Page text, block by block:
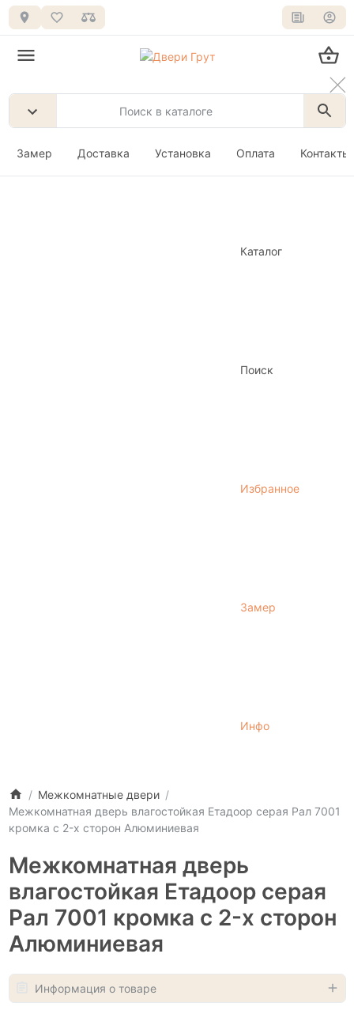
Замер Доставка Установка Оплата Контакты
Каталог
Поиск
Избранное
Замер
Инфо
Межкомнатные двери
Межкомнатная дверь влагостойкая Етадоор серая Рал 7001
кромка с 2-x сторон Алюминиевая
Межкомнатная дверь
влагостойкая Етадоор серая
Рал 7001 кромка с 2-x сторон
Алюминиевая
Информация о товаре